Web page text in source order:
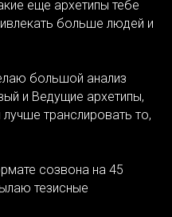
еще архетипы тебе
больше людей и
большой анализ
и Ведущие архетипы,
транслировать то,
созвона на 45
тезисные